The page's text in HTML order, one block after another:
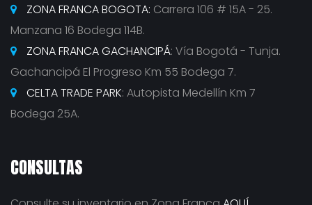
ZONA FRANCA BOGOTA: Carrera 106 # 15A - 25.
Manzana 16 Bodega 114B.
ZONA FRANCA GACHANCIPÁ: Vía Bogotá - Tunja.
Gachancipá El Progreso Km 55 Bodega 7.
CELTA TRADE PARK: Autopista Medellín Km 7
Bodega 25A.
CONSULTAS